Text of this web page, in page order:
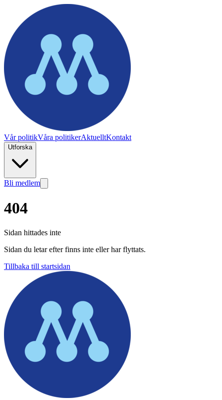
Vår politikVåra politikerAktuelltKontakt
Utforska
Bli medlem
404
Sidan hittades inte
Sidan du letar efter finns inte eller har flyttats.
Tillbaka till startsidan